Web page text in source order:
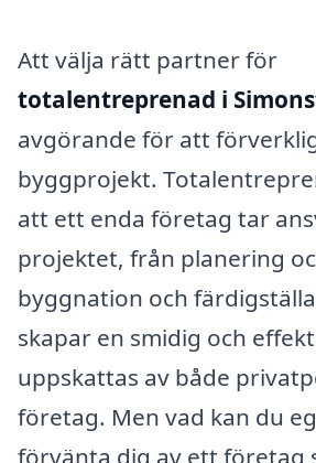
Att välja rätt partner för
totalentreprenad i
avgörande för att
byggprojekt.
att ett enda företag tar
projektet, från planering
byggnation och
skapar en smidig och
uppskattas av både
företag. Men vad kan du
förvänta dig av ett företag